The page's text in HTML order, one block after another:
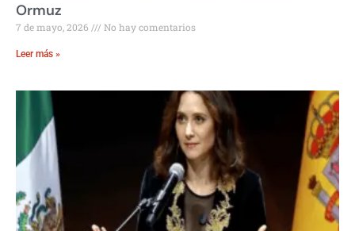
Ormuz
7 de mayo, 2026 No hay comentarios
Leer más »